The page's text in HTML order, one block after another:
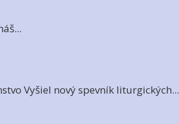
Vyšiel nový spevník liturgických...